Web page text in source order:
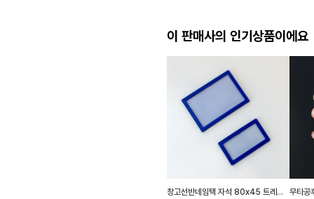
이 판매사의 인기상품이에요
창고선반네임택 자석 80x45 트레이정리 회사비품실